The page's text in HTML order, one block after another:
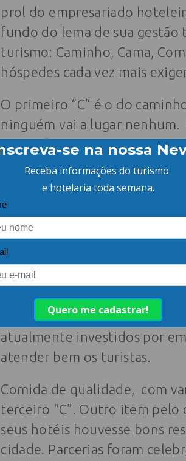
prol do empresariado
fundo do lema de sua gestão
turismo: Caminho, Cama,
hóspedes cada vez mais
O primeiro “C” é o do
ninguém vai a lugar nenhum.
atuou de 2000 a 2002
os caminhos em Santa
qualquer destino do estado,
sua visão, esta ainda é uma
A cama é o segundo “C”,
hotéis de qualidade”. Sendo
os mais diversos tipos de
oferta de serviços. Ele não
seu potencial, onde estima
atualmente investidos por
atender bem os turistas.
Comida de qualidade, com
terceiro “C”. Outro item pelo
seus hotéis houvesse bons
cidade. Parcerias foram